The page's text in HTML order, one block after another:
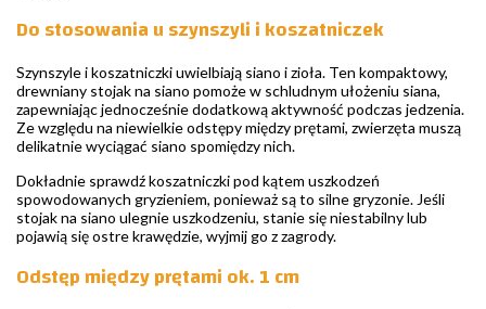
Do stosowania u szynszyli i koszatniczek
Szynszyle i koszatniczki uwielbiają siano i zioła. Ten kompaktowy,
drewniany stojak na siano pomoże w schludnym ułożeniu siana,
zapewniając jednocześnie dodatkową aktywność podczas jedzenia.
Ze względu na niewielkie odstępy między prętami, zwierzęta muszą
delikatnie wyciągać siano spomiędzy nich.
Dokładnie sprawdź koszatniczki pod kątem uszkodzeń
spowodowanych gryzieniem, ponieważ są to silne gryzonie. Jeśli
stojak na siano ulegnie uszkodzeniu, stanie się niestabilny lub
pojawią się ostre krawędzie, wyjmij go z zagrody.
Odstęp między prętami ok. 1 cm